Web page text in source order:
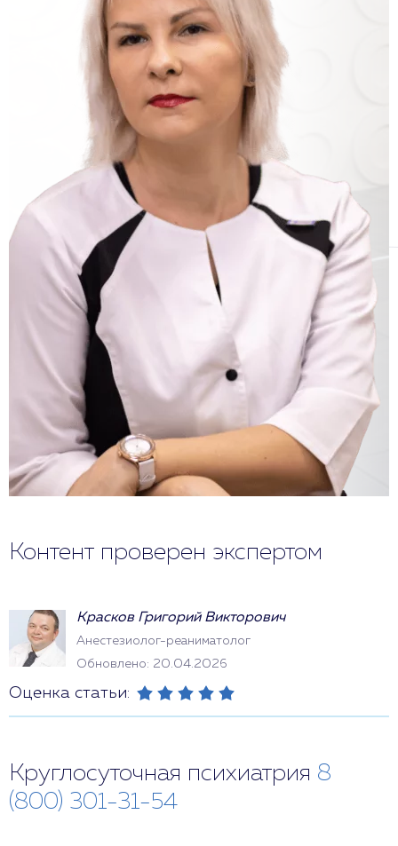
Контент проверен экспертом
Красков Григорий Викторович
Анестезиолог-реаниматолог
Обновлено: 20.04.2026
Оценка статьи:
Круглосуточная психиатрия 8
(800) 301-31-54